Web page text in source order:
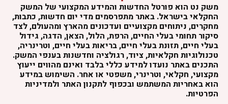
משק נט הוא פורטל החדשות והמידע המקצועי של המשק
החקלאי בישראל. באתר מתפרסמים מדי יום חדשות, כתבות,
מחקרים, ניתוחים מקצועיים ועדכונים מהארץ ומהעולם, לצד
סיקור תחומי בעלי החיים, הרפת, הלול, הצאן, הדגה, גידול
בעלי חיים, תזונת בעלי חיים, בריאות בעלי חיים, וטרינריה,
טכנולוגיות חקלאיות, ציוד, רגולציה וחדשנות בענפי המשק.
התכנים באתר נועדו למידע כללי בלבד ואינם מהווים ייעוץ
מקצועי, חקלאי, וטרינרי, משפטי או אחר. השימוש במידע
הוא באחריות המשתמש ובכפוף לתקנון האתר ולמדיניות
הפרטיות.